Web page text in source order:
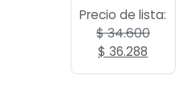
Precio de lista:
$34.600
El
$ 36.288
precio